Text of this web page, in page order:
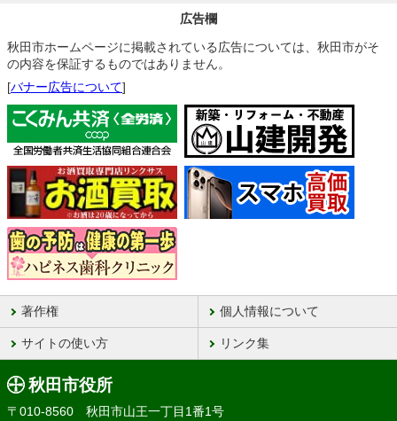
広告欄
秋田市ホームページに掲載されている広告については、秋田市がそ
の内容を保証するものではありません。
[バナー広告について]
著作権 個人情報について
サイトの使い方 リンク集
秋田市役所
〒010-8560 秋田市山王一丁目1番1号